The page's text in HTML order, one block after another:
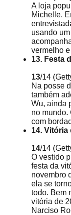
A loja
Michelle.
usando
vermelho
13. Festa
13/14
Na posse
também
Wu, ainda
no mundo.
com
14. Vitória
14/14
O vestido
festa da
novembro
ela se
todo. Bem
vitória de
Narciso